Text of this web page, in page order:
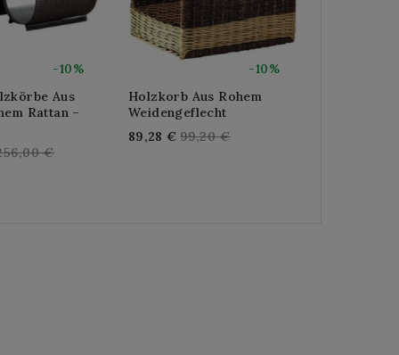
-10%
Aus
Rattan –
€
-10%
Holzkorb Aus Rohem
Weidengeflecht
89,28 € Regular
99,20 €